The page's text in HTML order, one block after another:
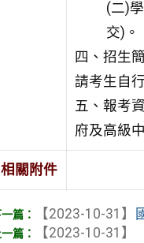
(二)
交)。
四、招生
請考生自
五、報考
府及高級
相關附件
【2023-10-31】
【2023-10-31】